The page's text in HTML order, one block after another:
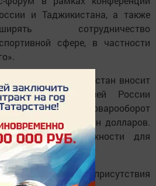
и Таджикистана, а также
сотрудничество
сфере, в частности
что Татарстан вносит
дружеских связей России
за прошлый год товарооборот
составил 30 млн долларов.
все возможности для
показателя.
в расширении присутствия